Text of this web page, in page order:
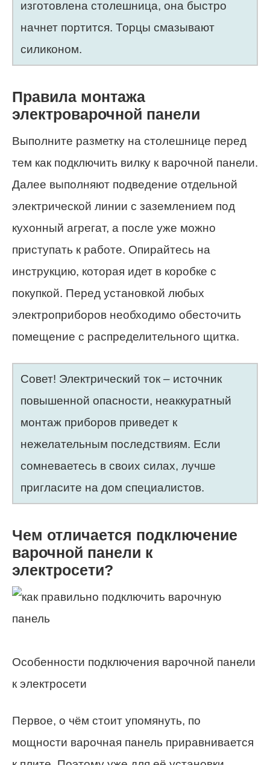
изготовлена столешница, она быстро
начнет портится. Торцы смазывают
силиконом.
Правила монтажа
электроварочной панели
Выполните разметку на столешнице перед
тем как подключить вилку к варочной панели.
Далее выполняют подведение отдельной
электрической линии с заземлением под
кухонный агрегат, а после уже можно
приступать к работе. Опирайтесь на
инструкцию, которая идет в коробке с
покупкой. Перед установкой любых
электроприборов необходимо обесточить
помещение с распределительного щитка.
Совет! Электрический ток – источник
повышенной опасности, неаккуратный
монтаж приборов приведет к
нежелательным последствиям. Если
сомневаетесь в своих силах, лучше
пригласите на дом специалистов.
Чем отличается подключение
варочной панели к
электросети?
Особенности подключения варочной панели
к электросети
Первое, о чём стоит упомянуть, по
мощности варочная панель приравнивается